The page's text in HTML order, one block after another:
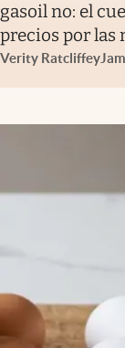
gasoil no: el
precios por las
Verity Ratcliffey